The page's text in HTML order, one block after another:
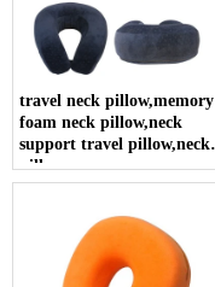
travel neck pillow,memory
foam neck pillow,neck
support travel pillow,neck
pillow